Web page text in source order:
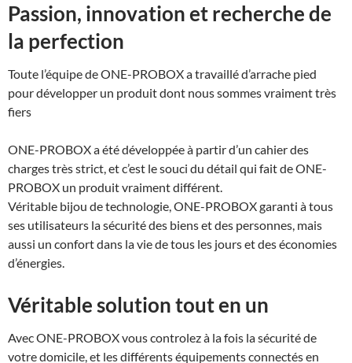
Passion, innovation et recherche de
la perfection
Toute l’équipe de ONE-PROBOX a travaillé d’arrache pied
pour développer un produit dont nous sommes vraiment très
fiers
ONE-PROBOX a été développée à partir d’un cahier des
charges très strict, et c’est le souci du détail qui fait de ONE-
PROBOX un produit vraiment différent.
Véritable bijou de technologie, ONE-PROBOX garanti à tous
ses utilisateurs la sécurité des biens et des personnes, mais
aussi un confort dans la vie de tous les jours et des économies
d’énergies.
Véritable solution tout en un
Avec ONE-PROBOX vous controlez à la fois la sécurité de
votre domicile, et les différents équipements connectés en